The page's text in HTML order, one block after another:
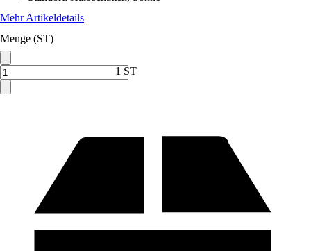
Mehr Artikeldetails
Menge (ST)
1 ST